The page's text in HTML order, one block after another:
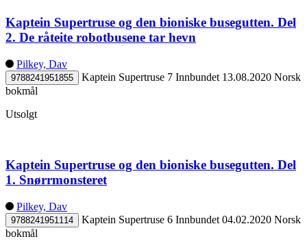
Kaptein Supertruse og den bioniske busegutten. Del
2. De råteite robotbusene tar hevn
Pilkey, Dav
9788241951855 Kaptein Supertruse 7 Innbundet 13.08.2020 Norsk
bokmål
Utsolgt
Kaptein Supertruse og den bioniske busegutten. Del
1. Snørrmonsteret
Pilkey, Dav
9788241951114 Kaptein Supertruse 6 Innbundet 04.02.2020 Norsk
bokmål